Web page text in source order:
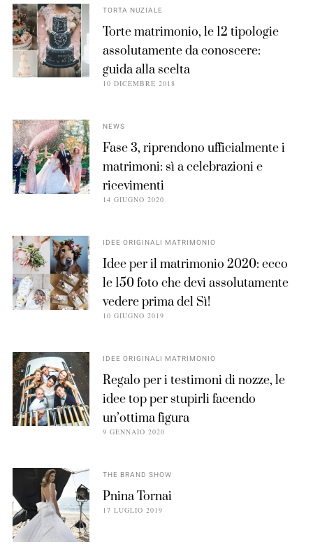
TORTA NUZIALE
Torte matrimonio, le 12 tipologie
assolutamente da conoscere:
guida alla scelta
10 DICEMBRE 2018
NEWS
Fase 3, riprendono ufficialmente i
matrimoni: sì a celebrazioni e
ricevimenti
14 GIUGNO 2020
IDEE ORIGINALI MATRIMONIO
Idee per il matrimonio 2020: ecco
le 150 foto che devi assolutamente
vedere prima del Sì!
10 GIUGNO 2019
IDEE ORIGINALI MATRIMONIO
Regalo per i testimoni di nozze, le
idee top per stupirli facendo
un’ottima figura
9 GENNAIO 2020
THE BRAND SHOW
Pnina Tornai
17 LUGLIO 2019